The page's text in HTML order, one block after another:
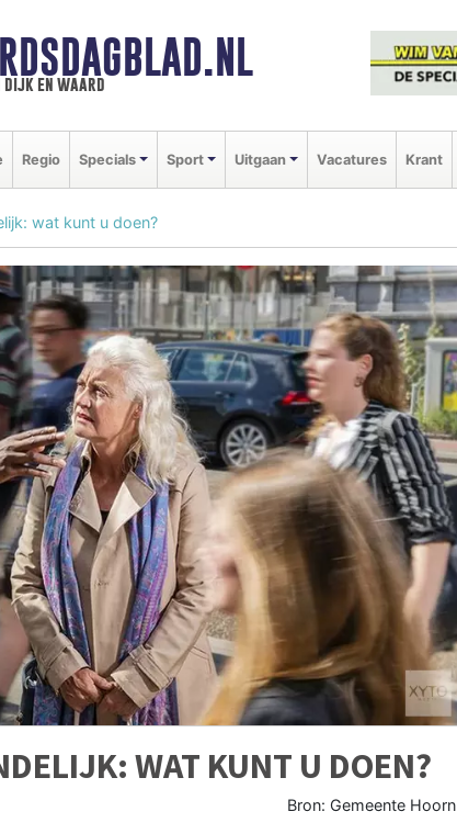
dijk en waard
Regio Specials Sport Uitgaan Vacatures Krant
wat kunt u doen?
WAT KUNT U DOEN?
Bron: Gemeente Hoorn